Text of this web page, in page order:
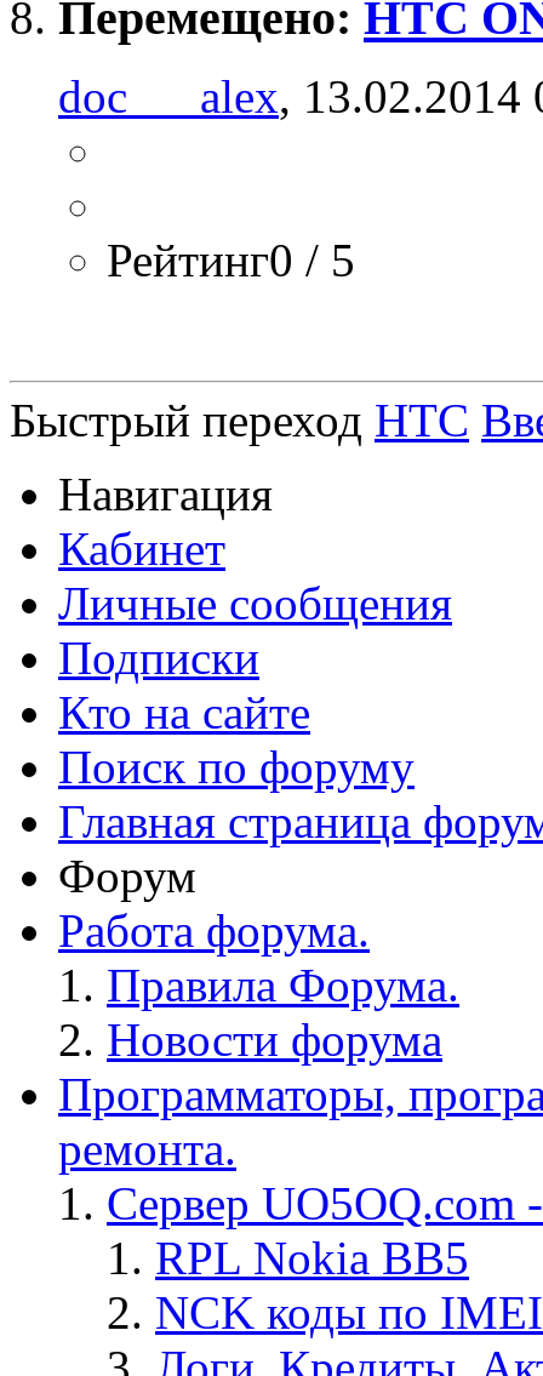
Перемещено: HTC
doc___alex, 13.02.2014
Рейтинг0 / 5
Быстрый переход HTC
Навигация
Кабинет
Личные сообщения
Подписки
Кто на сайте
Поиск по форуму
Главная страница
Форум
Работа форума.
Правила Форума.
Новости форума
Программаторы,
ремонта.
Сервер
RPL Nokia BB5
NCK коды по IMEI